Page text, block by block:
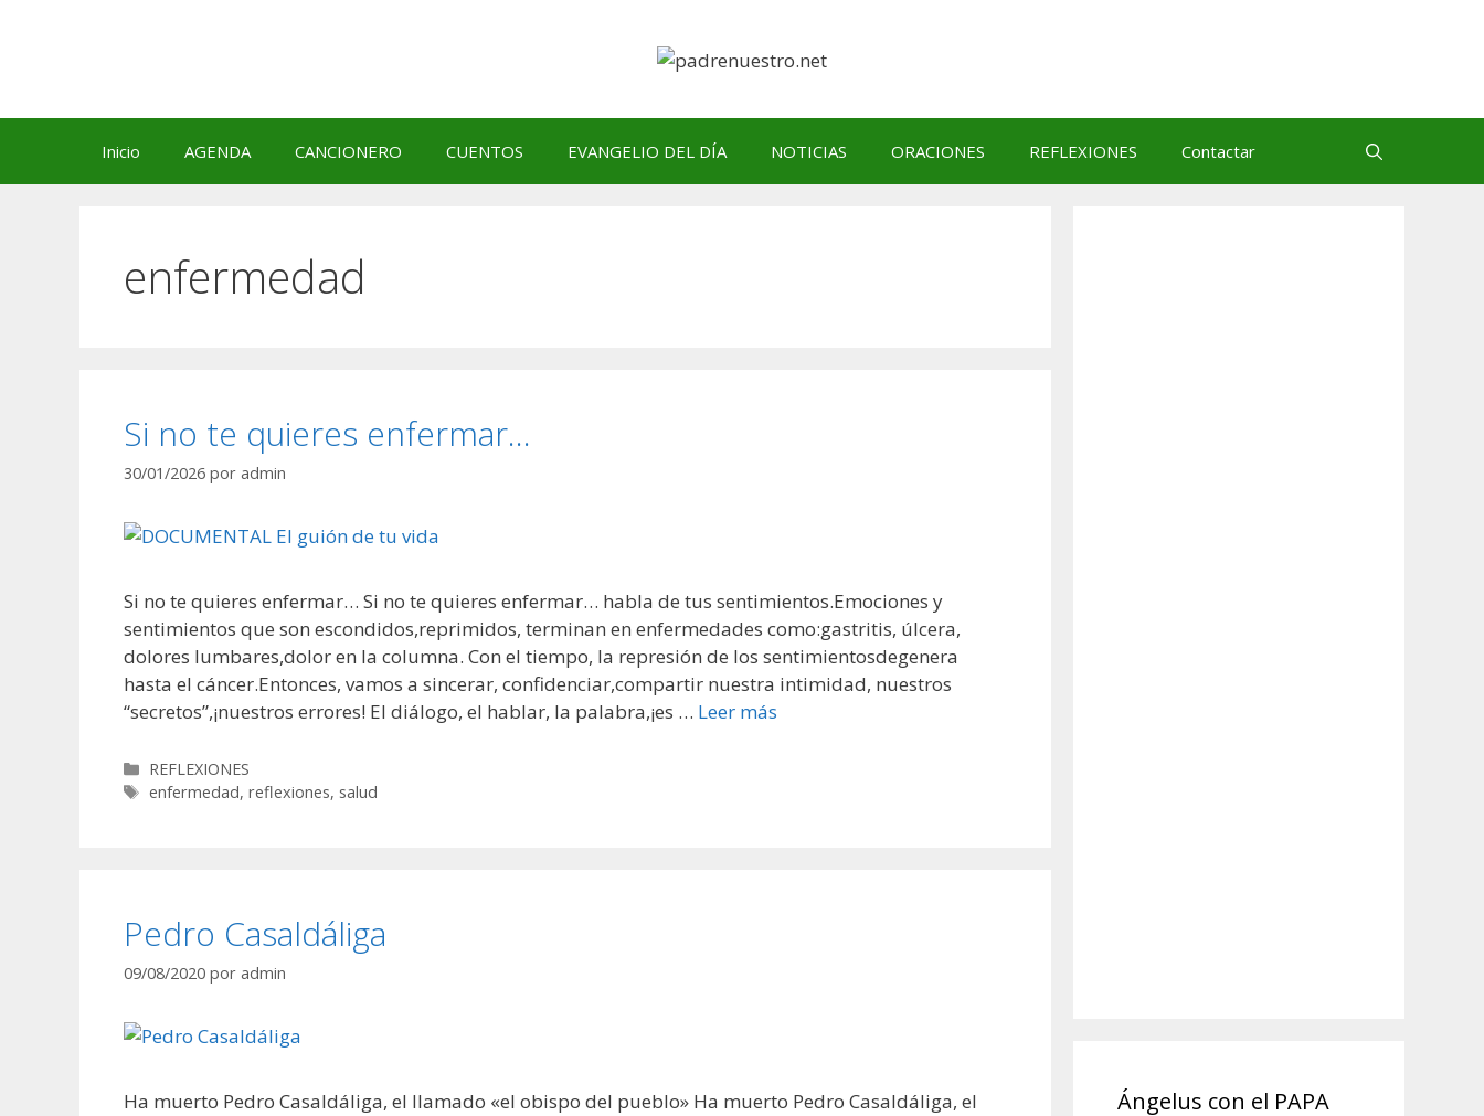
Inicio AGENDA CANCIONERO CUENTOS EVANGELIO DEL DÍA NOTICIAS ORACIONES REFLEXIONES Contactar
enfermedad
Si no te quieres enfermar…
30/01/2026 por admin
Si no te quieres enfermar… Si no te quieres enfermar… habla de tus sentimientos.Emociones y
sentimientos que son escondidos,reprimidos, terminan en enfermedades como:gastritis, úlcera,
dolores lumbares,dolor en la columna. Con el tiempo, la represión de los sentimientosdegenera
hasta el cáncer.Entonces, vamos a sincerar, confidenciar,compartir nuestra intimidad, nuestros
“secretos”,¡nuestros errores! El diálogo, el hablar, la palabra,¡es … Leer más
Categorías
REFLEXIONES
Etiquetas
enfermedad,reflexiones, salud
Pedro Casaldáliga
09/08/2020 por admin
Ha muerto Pedro Casaldáliga, el llamado «el obispo del pueblo» Ha muerto Pedro Casaldáliga, el
Ángelus con el PAPA